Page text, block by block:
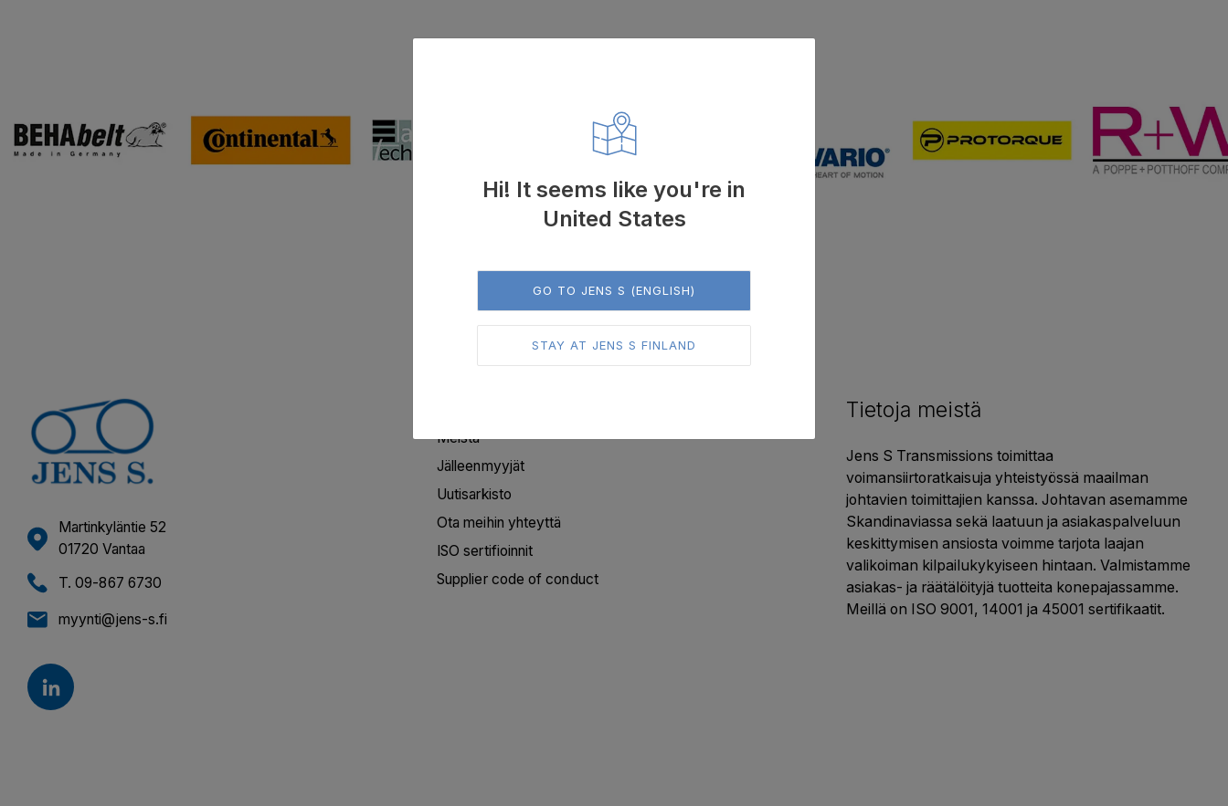
Martinkyläntie 52
01720 Vantaa
T. 09-867 6730
myynti@jens-s.fi
Meistä
Jälleenmyyjät
Uutisarkisto
Ota meihin yhteyttä
ISO sertifioinnit
Supplier code of conduct
Tietoja meistä
Jens S Transmissions toimittaa
voimansiirtoratkaisuja yhteistyössä maailman
johtavien toimittajien kanssa. Johtavan asemamme
Skandinaviassa sekä laatuun ja asiakaspalveluun
keskittymisen ansiosta voimme tarjota laajan
valikoiman kilpailukykyiseen hintaan. Valmistamme
asiakas- ja räätälöityjä tuotteita konepajassamme.
Meillä on ISO 9001, 14001 ja 45001 sertifikaatit.
Hi! It seems like you're in
United States
GO TO JENS S (ENGLISH)
STAY AT JENS S FINLAND